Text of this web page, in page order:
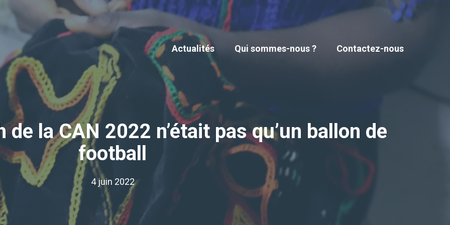
Actualités
Qui sommes-nous ? Contactez-nous
la CAN 2022 n’était pas qu’un ballon de
football
4 juin 2022